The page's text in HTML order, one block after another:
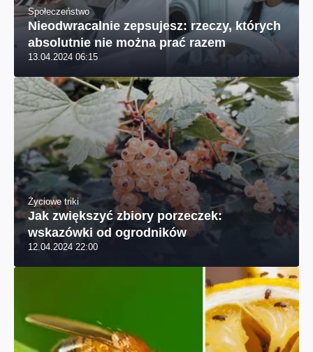
Społeczeństwo
Nieodwracalnie zepsujesz: rzeczy, których
absolutnie nie można prać razem
13.04.2024 06:15
Życiowe triki
Jak zwiększyć zbiory porzeczek:
wskazówki od ogrodników
12.04.2024 22:00